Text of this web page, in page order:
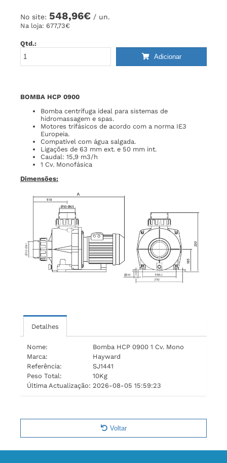
No site: 548,96€ / un.
Na loja: 677,73€
Qtd.:
Adicionar
BOMBA HCP 0900
Bomba centrífuga ideal para sistemas de
hidromassagem e spas.
Motores trifásicos de acordo com a norma IE3
Europeia.
Compatível com água salgada.
Ligações de 63 mm ext. e 50 mm int.
Caudal: 15,9 m3/h
1 Cv. Monofásica
Dimensões:
Detalhes
Nome:
Bomba HCP 0900 1 Cv. Mono
Marca:
Hayward
Referência:
SJ1441
Peso Total:
10Kg
Última Actualização: 2026-08-05 15:59:23
Voltar